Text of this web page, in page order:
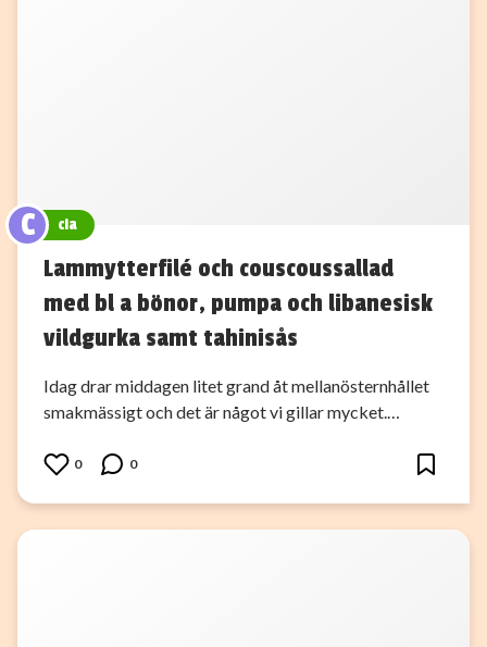
C cia
Lammytterfilé och couscoussallad
med bl a bönor, pumpa och libanesisk
vildgurka samt tahinisås
Idag drar middagen litet grand åt mellanösternhållet
smakmässigt och det är något vi gillar mycket.…
0 0